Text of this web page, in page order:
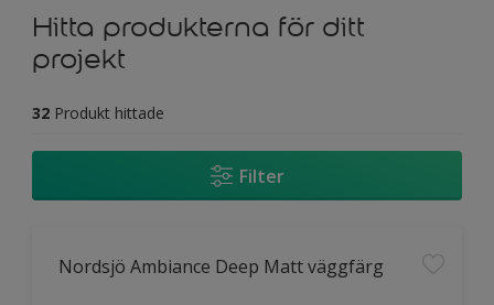
Hitta produkterna för ditt
projekt
32 Produkt hittade
Filter
Nordsjö Ambiance Deep Matt väggfärg